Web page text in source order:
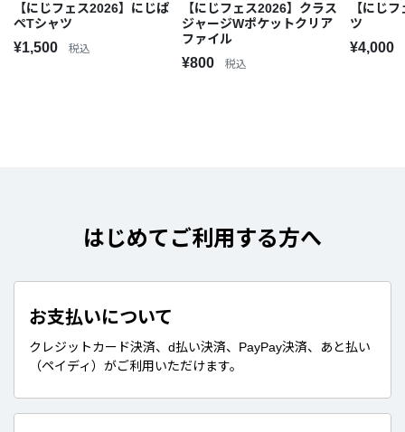
【にじフェス2026】にじぱ
ぺTシャツ
¥1,500 税込
【にじフェス2026】クラス
ジャージWポケットクリア
ファイル
¥800 税込
【にじ
ツ
¥4,000
はじめてご利用する方へ
お支払いについて
クレジットカード決済、d払い決済、PayPay決済、あと払い
（ペイディ）がご利用いただけます。